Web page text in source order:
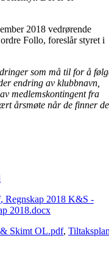
2018 vedrørende
Follo, foreslår styret i
som må til for å
endring av klubbnavn,
medlemskontingent fra
årsmøte når de finner
, Regnskap 2018 K&S -
2018.docx
Skimt OL.pdf,